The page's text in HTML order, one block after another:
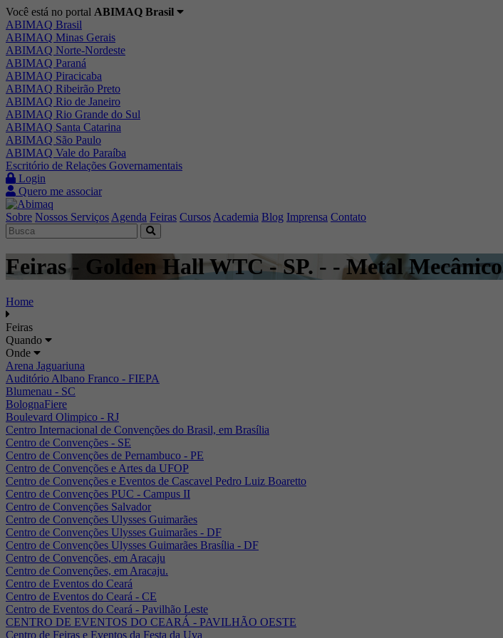
Você está no portal ABIMAQ Brasil
ABIMAQ Brasil
ABIMAQ Minas Gerais
ABIMAQ Norte-Nordeste
ABIMAQ Paraná
ABIMAQ Piracicaba
ABIMAQ Ribeirão Preto
ABIMAQ Rio de Janeiro
ABIMAQ Rio Grande do Sul
ABIMAQ Santa Catarina
ABIMAQ São Paulo
ABIMAQ Vale do Paraíba
Escritório de Relações Governamentais
Login
Quero me associar
Sobre Nossos Serviços Agenda Feiras Cursos Academia Blog Imprensa Contato
Feiras - Golden Hall WTC - SP. - - Metal Mecânico
Home
Feiras
Quando
Onde
Arena Jaguariuna
Auditório Albano Franco - FIEPA
Blumenau - SC
BolognaFiere
Boulevard Olimpico - RJ
Centro Internacional de Convenções do Brasil, em Brasília
Centro de Convenções - SE
Centro de Convenções de Pernambuco - PE
Centro de Convenções e Artes da UFOP
Centro de Convenções e Eventos de Cascavel Pedro Luiz Boaretto
Centro de Convenções PUC - Campus II
Centro de Convenções Salvador
Centro de Convenções Ulysses Guimarães
Centro de Convenções Ulysses Guimarães - DF
Centro de Convenções Ulysses Guimarães Brasília - DF
Centro de Convenções, em Aracaju
Centro de Convenções, em Aracaju.
Centro de Eventos do Ceará
Centro de Eventos do Ceará - CE
Centro de Eventos do Ceará - Pavilhão Leste
CENTRO DE EVENTOS DO CEARÁ - PAVILHÃO OESTE
Centro de Feiras e Eventos da Festa da Uva